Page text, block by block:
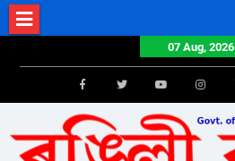
Skip
to
07 Aug, 2026
FacebookTwitterYoutube